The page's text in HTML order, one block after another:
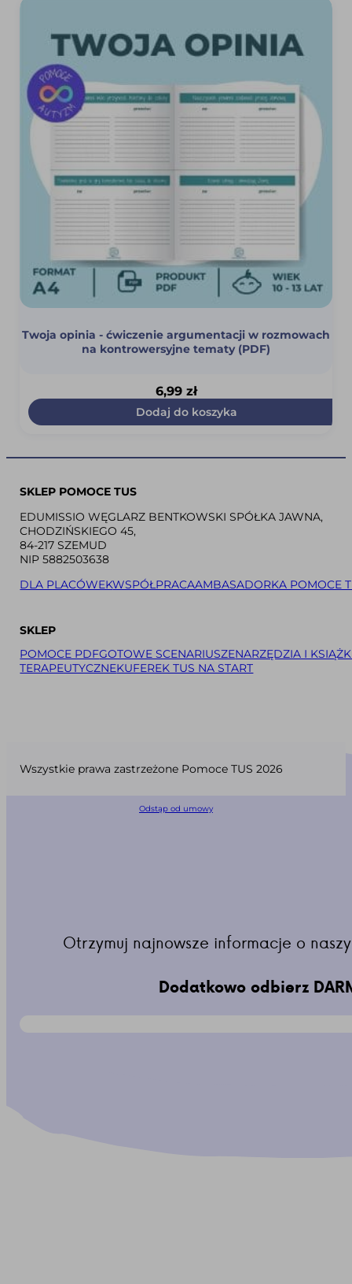
Twoja opinia - ćwiczenie argumentacji w rozmowach
na kontrowersyjne tematy (PDF)
6,99 zł
Dodaj do koszyka
SKLEP POMOCE TUS
EDUMISSIO WĘGLARZ BENTKOWSKI SPÓŁKA JAWNA,
CHODZIŃSKIEGO 45,
84-217 SZEMUD
NIP 5882503638
DLA PLACÓWEKWSPÓŁPRACAAMBASADORKA POMOCE
SKLEP
POMOCE PDFGOTOWE SCENARIUSZENARZĘDZIA I
TERAPEUTYCZNEKUFEREK TUS NA START
Wszystkie prawa zastrzeżone Pomoce TUS 2026
Odstąp od umowy
Otrzymuj najnowsze informacje o
Dodatkowo odbierz